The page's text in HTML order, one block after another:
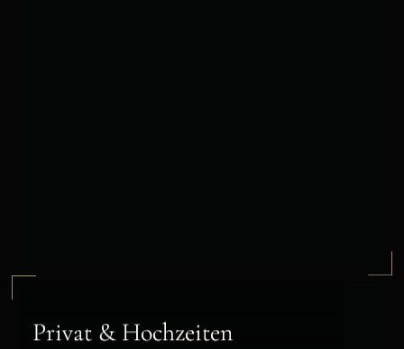
Privat & Hochzeiten